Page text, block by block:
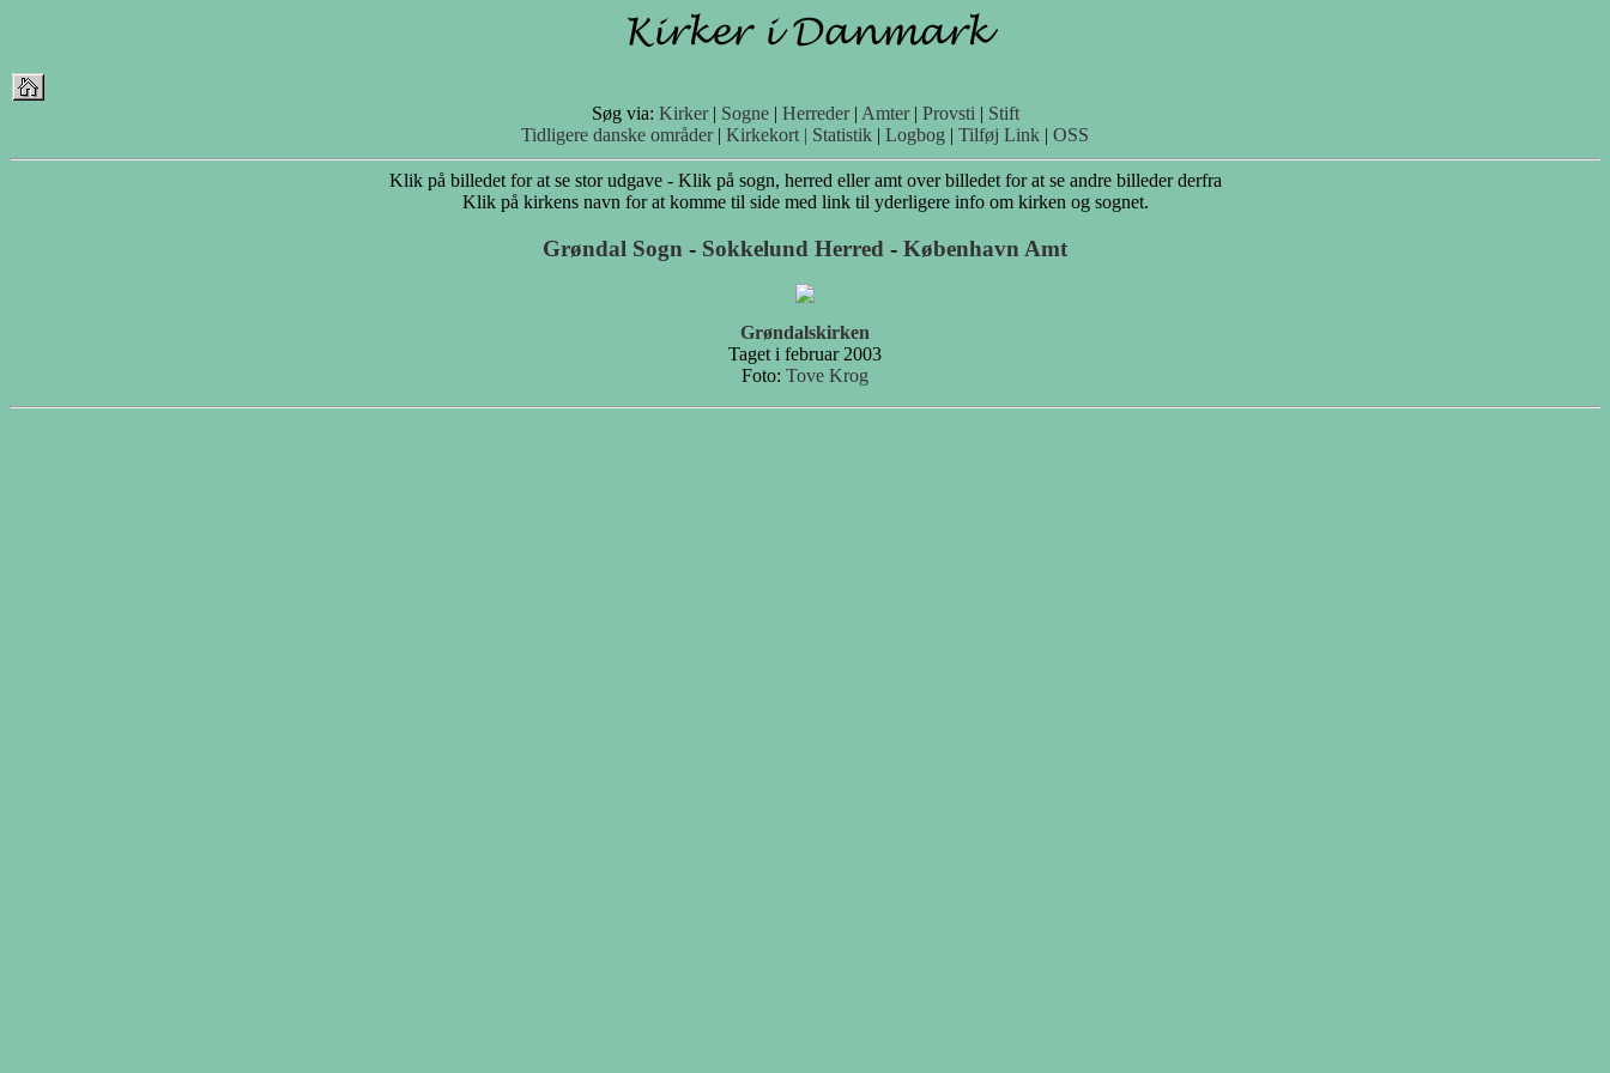
Søg via: Kirker| Sogne| Herreder| Amter| Provsti | Stift
Tidligere danske områder| Kirkekort | Statistik | Logbog | Tilføj Link | OSS
Klik på billedet for at se stor udgave - Klik på sogn, herred eller amt over billedet for at se andre billeder derfra
Klik på kirkens navn for at komme til side med link til yderligere info om kirken og sognet.
Grøndal Sogn - Sokkelund Herred - København Amt
Grøndalskirken
Taget i februar 2003
Foto: Tove Krog